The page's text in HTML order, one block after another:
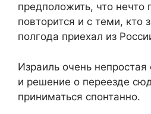
предположить, что нечто
повторится и с теми, кто
полгода приехал из
Израиль очень
и решение о переезде
приниматься спонтанно.